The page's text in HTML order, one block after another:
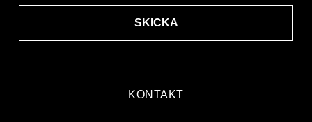
KONTAKT
SKICKA